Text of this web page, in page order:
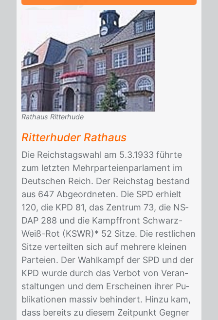
Rathaus Ritterhude
Rit­ter­hu­der Rat­haus
Die Reichs­tags­wahl am 5.3.1933 führ­te
zum letz­ten Mehr­par­tei­en­par­la­ment im
Deut­schen Reich. Der Reichs­tag be­stand
aus 647 Ab­ge­ord­ne­ten. Die SPD er­hielt
120, die KPD 81, das Zen­trum 73, die NS­
DAP 288 und die Kampf­front Schwarz-
Weiß-Rot (KSWR)* 52 Sit­ze. Die rest­li­chen
Sit­ze ver­teil­ten sich auf meh­re­re klei­nen
Par­tei­en. Der Wahl­kampf der SPD und der
KPD wur­de durch das Ver­bot von Ver­an­
stal­tun­gen und dem Er­schei­nen ih­rer Pu­
bli­ka­tio­nen mas­siv be­hin­dert. Hin­zu kam,
dass be­reits zu die­sem Zeit­punkt Geg­ner